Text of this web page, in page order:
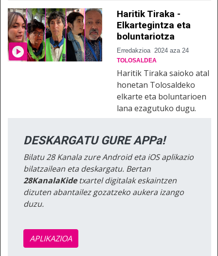
Haritik Tiraka -
Elkartegintza eta
boluntariotza
Erredakzioa 2024 aza 24
TOLOSALDEA
Haritik Tiraka saioko atal
honetan Tolosaldeko
elkarte eta boluntarioen
lana ezagutuko dugu.
DESKARGATU GURE APPa!
Bilatu 28 Kanala zure Android eta iOS aplikazio
bilatzailean eta deskargatu. Bertan
28KanalaKidetxartel digitalak eskaintzen
dizuten abantailez gozatzeko aukera izango
duzu.
APLIKAZIOA